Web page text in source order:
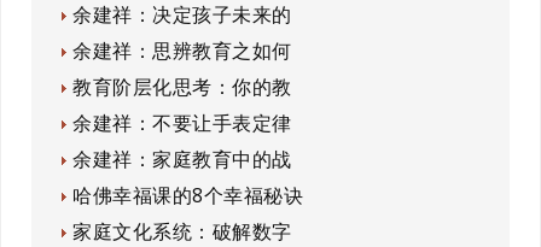
余建祥：决定孩子未来的
余建祥：思辨教育之如何
教育阶层化思考：你的教
余建祥：不要让手表定律
余建祥：家庭教育中的战
哈佛幸福课的8个幸福秘诀
家庭文化系统：破解数字